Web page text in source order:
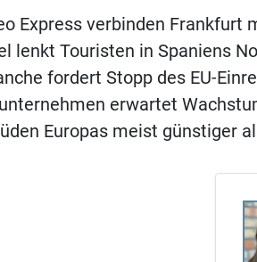
Express verbinden Frankfurt
lenkt Touristen in Spaniens
fordert Stopp des EU-
erwartet
Europas meist günstiger